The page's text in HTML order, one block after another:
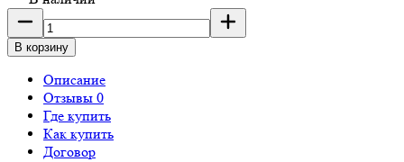
В корзину
Описание
Отзывы 0
Где купить
Как купить
Договор